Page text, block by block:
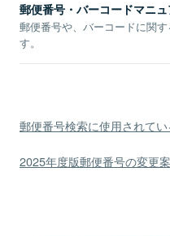
郵便番号・バーコードマニ
郵便番号や、バーコードに関
す。
郵便番号検索に使用されて
2025年度版郵便番号の変更